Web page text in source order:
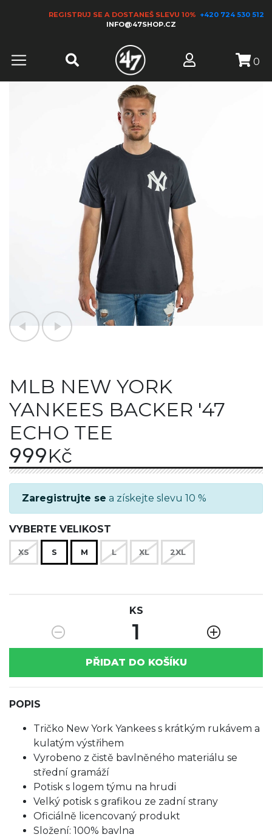
REGISTRUJ SE A DOSTANEŠ SLEVU 10% +420 724 530 512
INFO@47SHOP.CZ
0
MLB NEW YORK
YANKEES BACKER '47
ECHO TEE
999Kč
Zaregistrujte se a získejte slevu 10 %
VYBERTE VELIKOST
XS S M L XL 2XL
KS
1
PŘIDAT DO KOŠÍKU
POPIS
Tričko New York Yankees s krátkým rukávem a
kulatým výstřihem
Vyrobeno z čistě bavlněného materiálu se
střední gramáží
Potisk s logem týmu na hrudi
Velký potisk s grafikou ze zadní strany
Oficiálně licencovaný produkt
Složení: 100% bavlna